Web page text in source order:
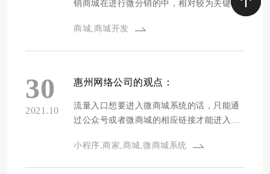
销商城在进行微分销的中，相对较为关键的
就在于系统工具的应用 一般微分销系统的价
格也存有着显著的差别，大部分剖析标准品
商城,商城开发
30
2021.10
惠州网络公司的观点：
流量入口想要进入微商城系统的话，只能通
过公众号或者微商城的相应链接才能进入，
成的，第三方平台并不是商家的，只是商城
小程序,商家,商城,微商城系统